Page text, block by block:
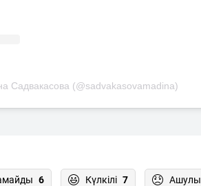
Садвакасова (@sadvakasovamadina)
6 Күлкілі 7 Ашулы